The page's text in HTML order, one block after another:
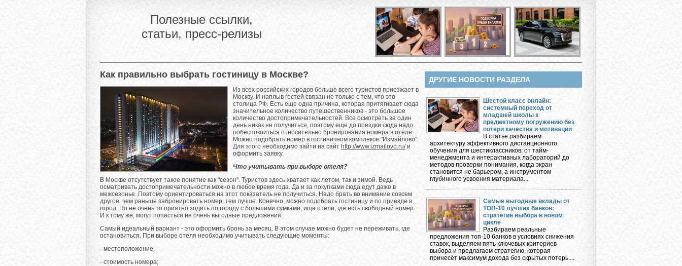
Полезные ссылки,
статьи, пресс-релизы
Как правильно выбрать гостиницу в Москве?
Из всех российских городов больше всего туристов приезжает в
Москву. И наплыв гостей связан не только с тем, что это
столица РФ. Есть еще одна причина, которая притягивает сюда
значительное количество путешественников - это большое
количество достопримечательностей. Все осмотреть за один
день никак не получиться, поэтому еще до поездки сюда надо
побеспокоиться относительно бронирования номера в отеле.
Можно подобрать номер в гостиничном комплексе "Измайлово".
Для этого необходимо зайти на сайт http://www.izmailovo.ru/и
оформить заявку.
Что учитывать при выборе отеля?
В Москве отсутствует такое понятие как "сезон". Туристов здесь хватает как летом, так и зимой. Ведь
осматривать достопримечательности можно в любое время года. Да и за покупками сюда едут даже в
межсезонье. Поэтому ориентироваться на этот показатель не получиться. Надо брать во внимание совсем
другое: чем раньше забронировать номер, тем лучше. Конечно, можно подобрать гостиницу и по приезде в
город. Но не очень то приятно ходить по городу с большими сумками, ища отели, где есть свободный номер.
И к тому же, могут попасться не очень выгодные предложения.
Самый идеальный вариант - это оформить бронь за месяц. В этом случае можно будет не переживать, где
остановиться. При выборе отеля необходимо учитывать следующие моменты:
- местоположение;
- стоимость номера;
ДРУГИЕ НОВОСТИ РАЗДЕЛА
Шестой класс онлайн:
системный переход от
младшей школы к
предметному погружению без
потери качества и мотивации
В статье разбираем
архитектуру эффективного дистанционного
обучения для шестиклассников: от тайм-
менеджмента и интерактивных лабораторий до
методов проверки понимания, когда экран
становится не барьером, а инструментом
глубинного усвоения материала...
Самые выгодные вклады от
ТОП-10 лучших банков:
стратегия выбора в новом
цикле
Разбираем реальные
предложения топ-10 банков в условиях снижения
ставок, выделяем пять ключевых критериев
выбора и предлагаем стратегию, которая
принесёт максимум дохода без скрытых потерь....